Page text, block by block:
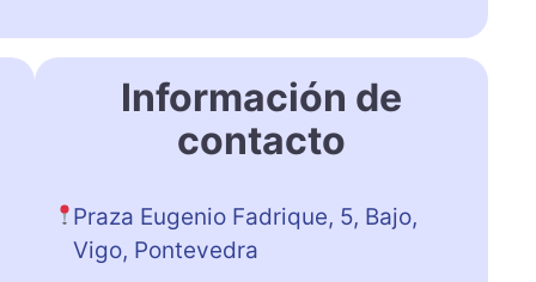
Información de
contacto
Praza Eugenio Fadrique, 5, Bajo,
Vigo, Pontevedra